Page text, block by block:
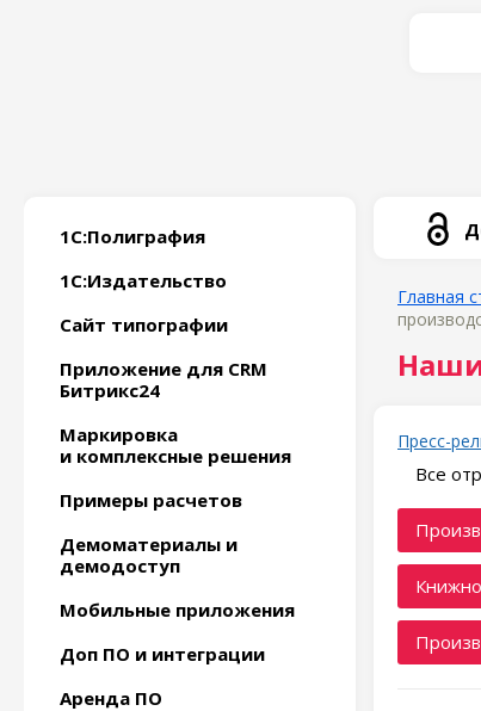
1С:Полиграфия
1С:Издательство
Сайт типографии
Приложение для CRM
Битрикс24
Маркировка
и комплексные решения
Примеры расчетов
Демоматериалы и
демодоступ
Мобильные приложения
Доп ПО и интеграции
Аренда ПО
Главная
Пресс-
Все